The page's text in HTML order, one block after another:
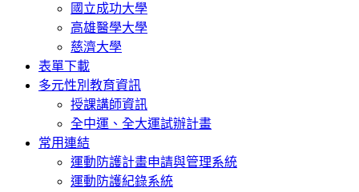
國立成功大學
高雄醫學大學
慈濟大學
表單下載
多元性別教育資訊
授課講師資訊
全中運、全大運試辦計畫
常用連結
運動防護計畫申請與管理系統
運動防護紀錄系統